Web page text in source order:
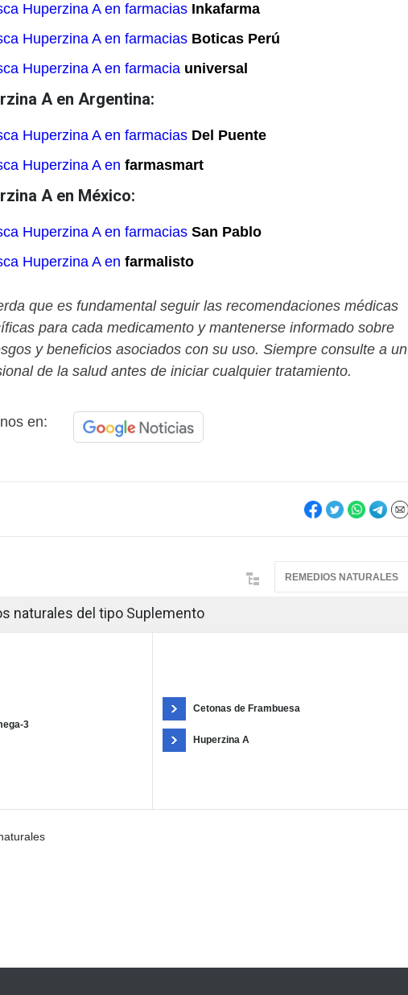
Huperzina A en farmacias Inkafarma
Huperzina A en farmacias Boticas Perú
Huperzina A en farmacia universal
A en Argentina:
Huperzina A en farmacias Del Puente
Huperzina A en farmasmart
A en México:
Huperzina A en farmacias San Pablo
Huperzina A en farmalisto
que es fundamental seguir las recomendaciones médicas
para cada medicamento y mantenerse informado sobre
y beneficios asociados con su uso. Siempre consulte a un
de la salud antes de iniciar cualquier tratamiento.
en:
REMEDIOS NATURALES
naturales del tipo Suplemento
3
Cetonas de Frambuesa
Huperzina A